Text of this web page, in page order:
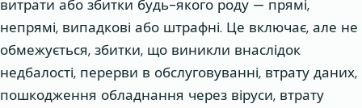
витрати або збитки будь-якого роду — прямі,
непрямі, випадкові або штрафні. Це включає, але не
обмежується, збитки, що виникли внаслідок
недбалості, перерви в обслуговуванні, втрату даних,
пошкодження обладнання через віруси, втрату